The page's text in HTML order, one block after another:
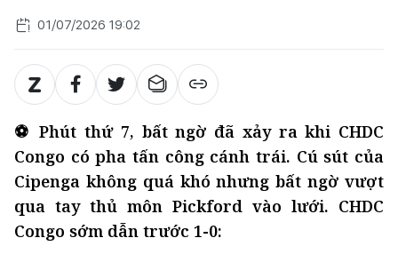
01/07/2026 19:02
⚽ Phút thứ 7, bất ngờ đã xảy ra khi CHDC
Congo có pha tấn công cánh trái. Cú sút của
Cipenga không quá khó nhưng bất ngờ vượt
qua tay thủ môn Pickford vào lưới. CHDC
Congo sớm dẫn trước 1-0: